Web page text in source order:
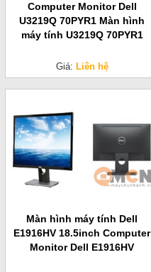
Computer Monitor Dell
U3219Q 70PYR1 Màn hình
máy tính U3219Q 70PYR1
Giá: Liên hệ
Màn hình máy tính Dell
E1916HV 18.5inch Computer
Monitor Dell E1916HV